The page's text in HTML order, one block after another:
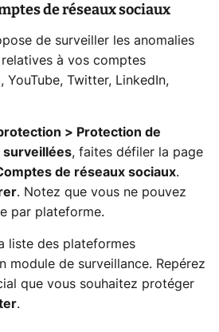
de réseaux sociaux
de surveiller les anomalies
à vos comptes
YouTube, Twitter, LinkedIn,
> Protection de
surveillées, faites défiler la page
de réseaux sociaux.
. Notez que vous ne pouvez
par plateforme.
liste des plateformes
module de surveillance. Repérez
que vous souhaitez protéger
.